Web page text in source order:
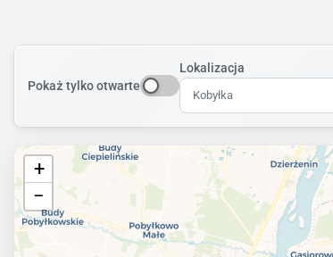
Pokaż tylko otwarte
Lokalizacja
Kobyłka
+
−